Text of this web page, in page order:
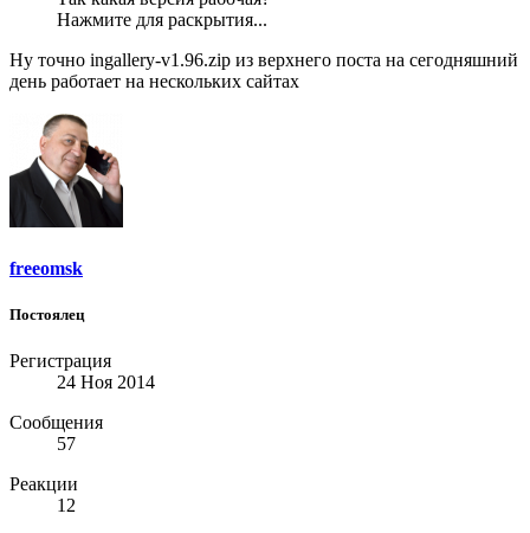
Нажмите для раскрытия...
Ну точно ingallery-v1.96.zip из верхнего поста на сегодняшний
день работает на нескольких сайтах
freeomsk
Постоялец
Регистрация
24 Ноя 2014
Сообщения
57
Реакции
12